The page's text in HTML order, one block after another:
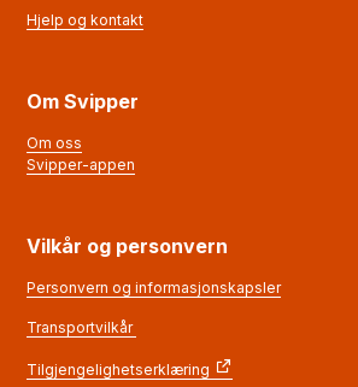
Hjelp og kontakt
Om Svipper
Om oss
Svipper-appen
Vilkår og personvern
Personvern og informasjonskapsler
Transportvilkår
Tilgjengelighetserklæring